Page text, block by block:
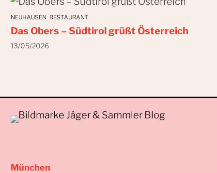
NEUHAUSEN RESTAURANT
Das Obers – Südtirol grüßt Österreich
13/05/2026
München